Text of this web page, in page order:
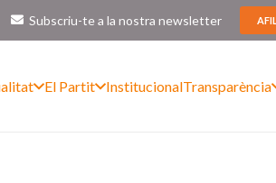
Subscriu-te a la nostra newsletter
El Partit InstitucionalTransparència